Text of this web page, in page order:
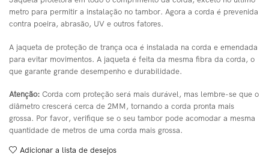
metro para permitir a instalação no tambor. Agora a corda é prevenida
contra poeira, abrasão, UV e outros fatores.
A jaqueta de proteção de trança oca é instalada na corda e emendada
para evitar movimentos. A jaqueta é feita da mesma fibra da corda, o
que garante grande desempenho e durabilidade.
Atenção: Corda com proteção será mais durável, mas lembre-se que o
diâmetro crescerá cerca de 2MM, tornando a corda pronta mais
grossa. Por favor, verifique se o seu tambor pode acomodar a mesma
quantidade de metros de uma corda mais grossa.
Adicionar a lista de desejos